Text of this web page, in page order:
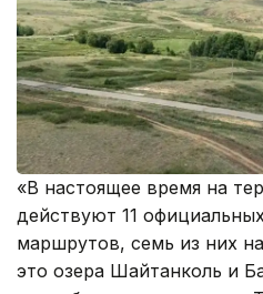
«В настоящее время на
действуют 11
маршрутов, семь из них
это озера Шайтанколь и